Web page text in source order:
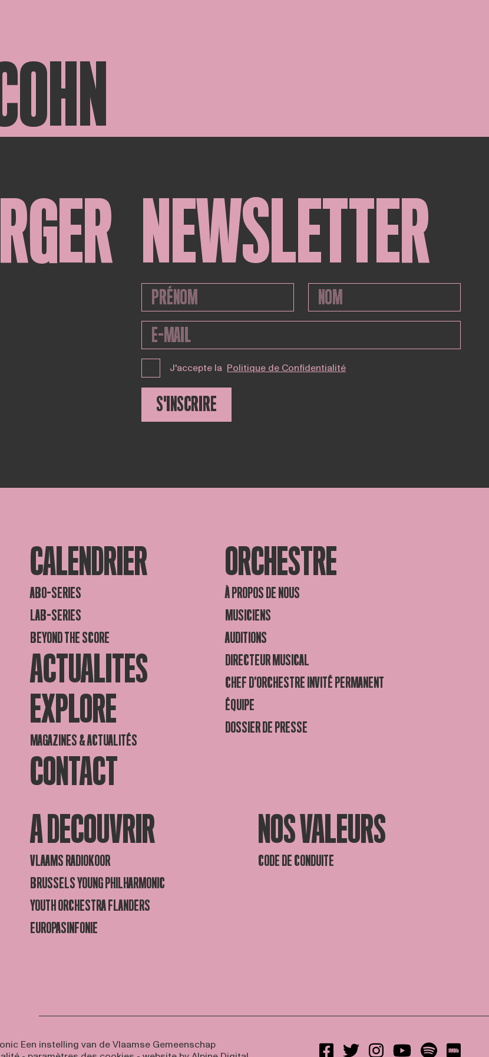
NEWSLETTER
J'accepte la Politique de Confidentialité
S'INSCRIRE
CALENDRIER
ABO-SERIES
LAB-SERIES
BEYOND THE SCORE
ACTUALITES
EXPLORE
MAGAZINES & ACTUALITÉS
CONTACT
ORCHESTRE
À PROPOS DE NOUS
MUSICIENS
AUDITIONS
DIRECTEUR MUSICAL
CHEF D’ORCHESTRE INVITÉ PERMANENT
ÉQUIPE
DOSSIER DE PRESSE
A DECOUVRIR
VLAAMS RADIOKOOR
BRUSSELS YOUNG PHILHARMONIC
YOUTH ORCHESTRA FLANDERS
EUROPASINFONIE
NOS VALEURS
CODE DE CONDUITE
Een instelling van de Vlaamse Gemeenschap